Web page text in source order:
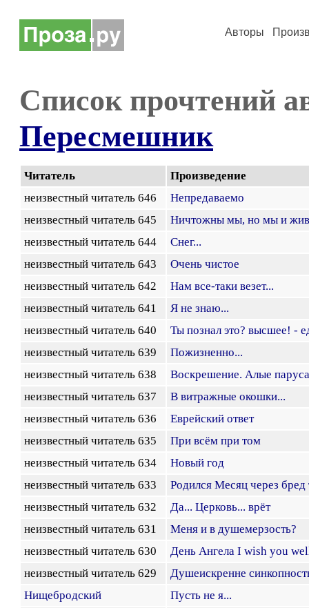
Авторы
Список прочтений
Пересмешник
Читатель
Произведение
неизвестный читатель 646
Непредаваемо
неизвестный читатель 645
Ничтожны мы, но мы и
неизвестный читатель 644
Снег...
неизвестный читатель 643
Очень чистое
неизвестный читатель 642
Нам все-таки везет...
неизвестный читатель 641
Я не знаю...
неизвестный читатель 640
Ты познал это? высшее! -
неизвестный читатель 639
Пожизненно...
неизвестный читатель 638
Воскрешение. Алые паруса
неизвестный читатель 637
В витражные окошки...
неизвестный читатель 636
Еврейский ответ
неизвестный читатель 635
При всём при том
неизвестный читатель 634
Новый год
неизвестный читатель 633
Родился Месяц через бред
неизвестный читатель 632
Да... Церковь... врёт
неизвестный читатель 631
Меня и в душемерзость?
неизвестный читатель 630
День Ангела I wish you
неизвестный читатель 629
Душеискренне
Нищебродский
Пусть не я...